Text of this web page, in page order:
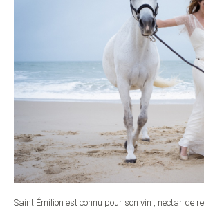
Saint Émilion est connu pour son vin , nectar de